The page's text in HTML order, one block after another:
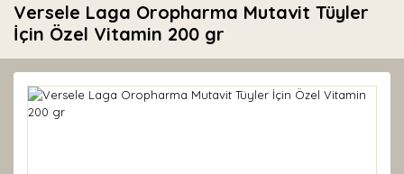
Versele Laga Oropharma Mutavit Tüyler
İçin Özel Vitamin 200 gr